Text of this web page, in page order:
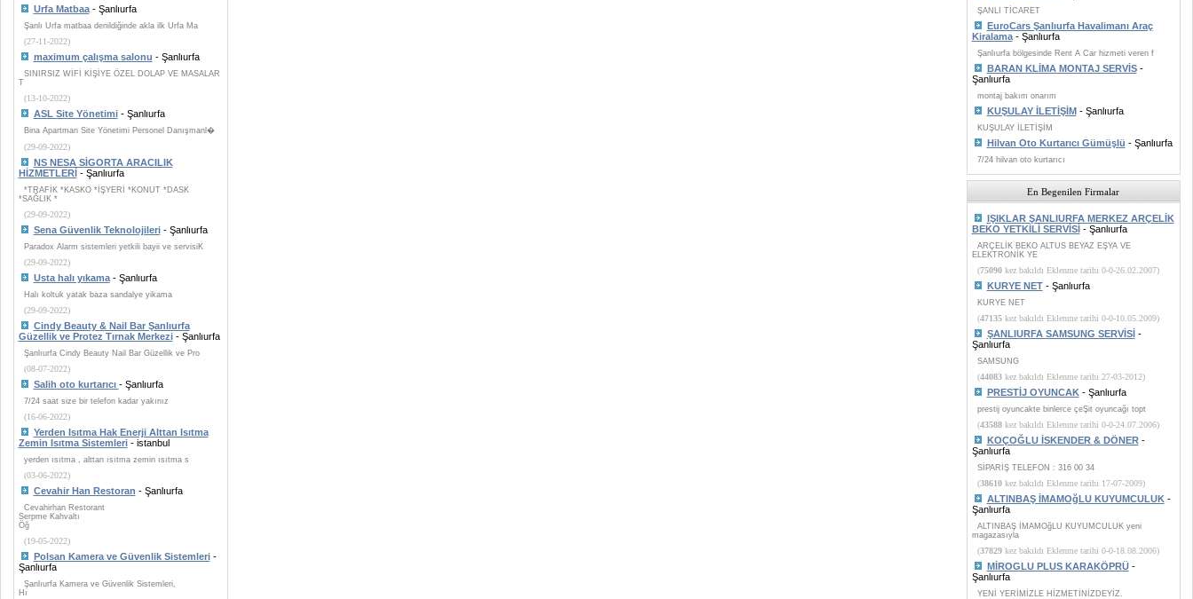
Urfa Matbaa- Şanlıurfa
Şanlı Urfa matbaa denildiğinde akla ilk Urfa Ma
(27-11-2022)
maximum çalışma salonu - Şanlıurfa
SINIRSIZ WİFİ KİŞİYE ÖZEL DOLAP VE MASALAR
T
(13-10-2022)
ASL Site Yönetimi- Şanlıurfa
Bina Apartman Site Yönetimi Personel Danışmanl�
(29-09-2022)
NS NESA SİGORTA ARACILIK
HİZMETLERİ- Şanlıurfa
*TRAFİK *KASKO *İŞYERİ *KONUT *DASK
*SAĞLIK *
(29-09-2022)
Sena Güvenlik Teknolojileri- Şanlıurfa
Paradox Alarm sistemleri yetkili bayii ve servisiK
(29-09-2022)
Usta halı yıkama- Şanlıurfa
Halı koltuk yatak baza sandalye yikama
(29-09-2022)
Cindy Beauty & Nail Bar Şanlıurfa
Güzellik ve Protez Tırnak Merkezi- Şanlıurfa
Şanlıurfa Cindy Beauty Nail Bar Güzellik ve Pro
(08-07-2022)
Salih oto kurtarıcı - Şanlıurfa
7/24 saat size bir telefon kadar yakınız
(16-06-2022)
Yerden Isıtma Hak Enerji Alttan Isıtma
Zemin Isıtma Sistemleri- istanbul
yerden ısıtma , alttan ısıtma zemin ısıtma s
(03-06-2022)
Cevahir Han Restoran - Şanlıurfa
Cevahirhan Restorant
Serpme Kahvaltı
Öğ
(19-05-2022)
Polsan Kamera ve Güvenlik Sistemleri-
Şanlıurfa
Şanlıurfa Kamera ve Güvenlik Sistemleri,
Hı
ŞANLI TİCARET
EuroCars Şanlıurfa Havalimanı Araç
Kiralama- Şanlıurfa
Şanlıurfa bölgesinde Rent A Car hizmeti veren f
BARAN KLİMA MONTAJ SERVİS-
Şanlıurfa
montaj bakım onarım
KUŞULAY İLETİŞİM- Şanlıurfa
KUŞULAY İLETİŞİM
Hilvan Oto Kurtarıcı Gümüşlü - Şanlıurfa
7/24 hilvan oto kurtarıcı
En Begenilen Firmalar
IŞIKLAR ŞANLIURFA MERKEZ ARÇELİK
BEKO YETKİLİ SERVİSİ- Şanlıurfa
ARÇELİK BEKO ALTUS BEYAZ EŞYA VE
ELEKTRONİK YE
(75090kez bakıldı Eklenme tarihi 0-0-26.02.2007)
KURYE NET- Şanlıurfa
KURYE NET
(47135kez bakıldı Eklenme tarihi 0-0-10.05.2009)
ŞANLIURFA SAMSUNG SERVİSİ-
Şanlıurfa
SAMSUNG
(44083kez bakıldı Eklenme tarihi 27-03-2012)
PRESTİJ OYUNCAK- Şanlıurfa
prestij oyuncakte binlerce çeŞit oyuncağı topt
(43588kez bakıldı Eklenme tarihi 0-0-24.07.2006)
KOÇOĞLU İSKENDER & DÖNER-
Şanlıurfa
SİPARİŞ TELEFON : 316 00 34
(38610kez bakıldı Eklenme tarihi 17-07-2009)
ALTINBAŞ İMAMOğLU KUYUMCULUK-
Şanlıurfa
ALTINBAŞ İMAMOğLU KUYUMCULUK yeni
magazasıyla
(37829kez bakıldı Eklenme tarihi 0-0-18.08.2006)
MİROGLU PLUS KARAKÖPRÜ-
Şanlıurfa
YENİ YERİMİZLE HİZMETİNİZDEYİZ.